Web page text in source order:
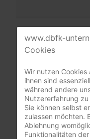
www.dbfk-
Cookies
Wir nutzen Cookies
ihnen sind
während andere
Nutzererfahrung
Sie können selbst
zulassen möchten.
Ablehnung
Funktionalitäten